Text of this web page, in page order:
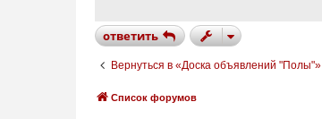
е
ответить
Вернуться в «Доска объявлений "Полы"»
Список форумов